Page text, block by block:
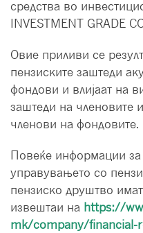
средства во
INVESTMENT GRADE
Овие приливи се
пензиските заштеди
фондови и влијаат на
заштеди на членовите
членови на фондовите.
Повеќе информации за
управувањето со
пензиско друштво
извештаи на https://
mk/company/